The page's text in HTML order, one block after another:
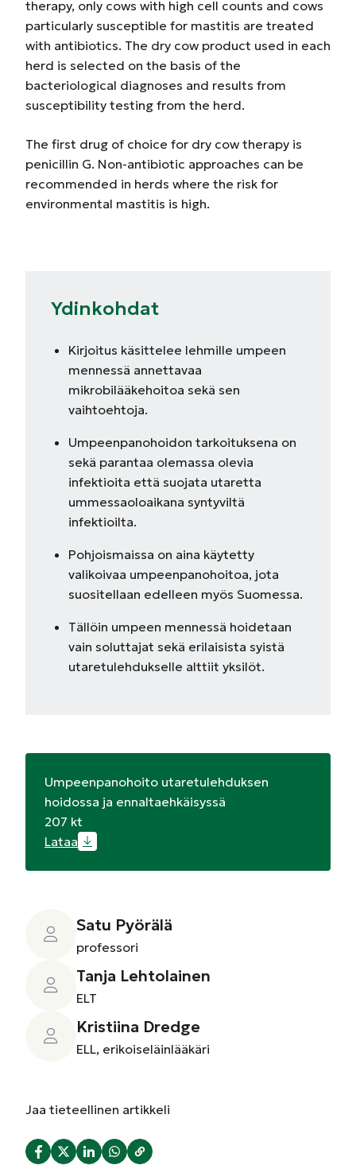
therapy, only cows with high cell counts and cows
particularly susceptible for mastitis are treated
with antibiotics. The dry cow product used in each
herd is selected on the basis of the
bacteriological diagnoses and results from
susceptibility testing from the herd.
The first drug of choice for dry cow therapy is
penicillin G. Non-antibiotic approaches can be
recommended in herds where the risk for
environmental mastitis is high.
Ydinkohdat
Kirjoitus käsittelee lehmille umpeen
mennessä annettavaa
mikrobilääkehoitoa sekä sen
vaihtoehtoja.
Umpeenpanohoidon tarkoituksena on
sekä parantaa olemassa olevia
infektioita että suojata utaretta
ummessaoloaikana syntyviltä
infektioilta.
Pohjoismaissa on aina käytetty
valikoivaa umpeenpanohoitoa, jota
suositellaan edelleen myös Suomessa.
Tällöin umpeen mennessä hoidetaan
vain soluttajat sekä erilaisista syistä
utaretulehdukselle alttiit yksilöt.
Umpeenpanohoito utaretulehduksen
hoidossa ja ennaltaehkäisyssä
207 kt
Lataa
Satu Pyörälä
professori
Tanja Lehtolainen
ELT
Kristiina Dredge
ELL, erikoiseläinlääkäri
Jaa tieteellinen artikkeli